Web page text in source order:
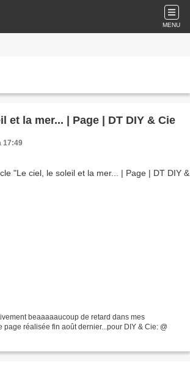
MENU
et la mer... | Page | DT DIY & Cie
17:49
beaaaaaucoup de retard dans mes
page réalisée fin août dernier...pour DIY & Cie: @